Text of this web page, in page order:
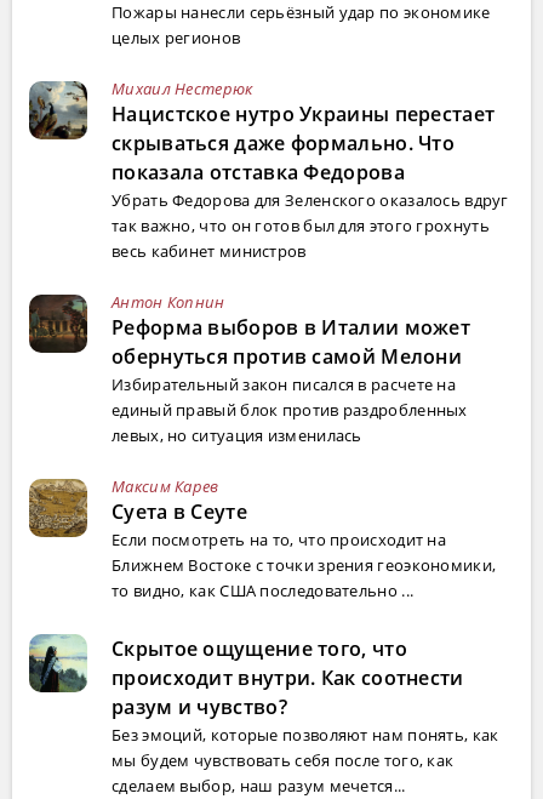
Пожары нанесли серьёзный удар по экономике
целых регионов
Михаил Нестерюк
Нацистское нутро Украины перестает
скрываться даже формально. Что
показала отставка Федорова
Убрать Федорова для Зеленского оказалось вдруг
так важно, что он готов был для этого грохнуть
весь кабинет министров
Антон Копнин
Реформа выборов в Италии может
обернуться против самой Мелони
Избирательный закон писался в расчете на
единый правый блок против раздробленных
левых, но ситуация изменилась
Максим Карев
Суета в Сеуте
Если посмотреть на то, что происходит на
Ближнем Востоке с точки зрения геоэкономики,
то видно, как США последовательно ...
Скрытое ощущение того, что
происходит внутри. Как соотнести
разум и чувство?
Без эмоций, которые позволяют нам понять, как
мы будем чувствовать себя после того, как
сделаем выбор, наш разум мечется...